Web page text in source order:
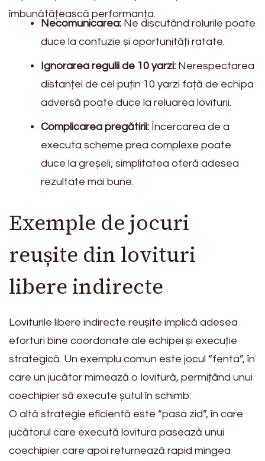
îmbunătățească performanța.
Necomunicarea: Ne discutând rolurile poate
duce la confuzie și oportunități ratate.
Ignorarea regulii de 10 yarzi: Nerespectarea
distanței de cel puțin 10 yarzi față de echipa
adversă poate duce la reluarea loviturii.
Complicarea pregătirii: Încercarea de a
executa scheme prea complexe poate
duce la greșeli; simplitatea oferă adesea
rezultate mai bune.
Exemple de jocuri
reușite din lovituri
libere indirecte
Loviturile libere indirecte reușite implică adesea
eforturi bine coordonate ale echipei și execuție
strategică. Un exemplu comun este jocul “fenta”, în
care un jucător mimează o lovitură, permițând unui
coechipier să execute șutul în schimb.
O altă strategie eficientă este “pasa zid”, în care
jucătorul care execută lovitura pasează unui
coechipier care apoi returnează rapid mingea